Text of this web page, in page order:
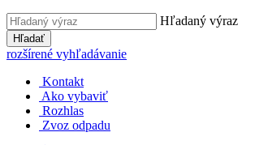
Hľadaný výraz
Hľadať
rozšírené vyhľadávanie
Kontakt
Ako vybaviť
Rozhlas
Zvoz odpadu